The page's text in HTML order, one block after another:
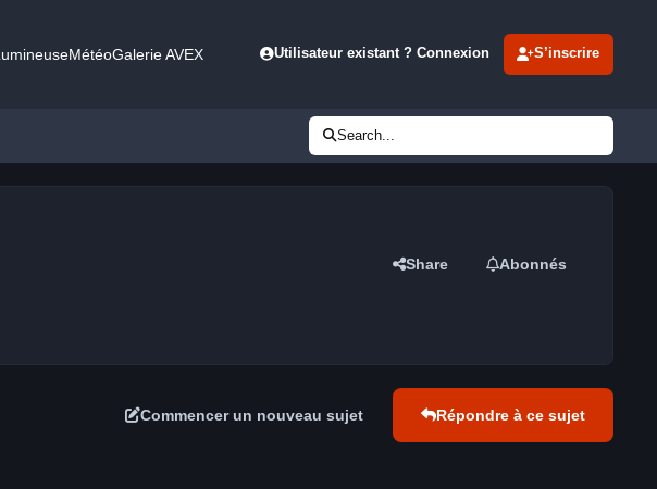
MétéoGalerie AVEX Utilisateur existant ? Connexion S’inscrire
Search...
Share Abonnés
Commencer un nouveau sujet Répondre à ce sujet